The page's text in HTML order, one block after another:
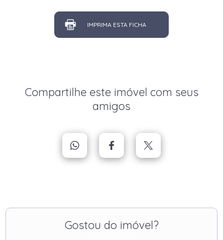
IMPRIMA ESTA FICHA
Compartilhe este imóvel com seus
amigos
Gostou do imóvel?